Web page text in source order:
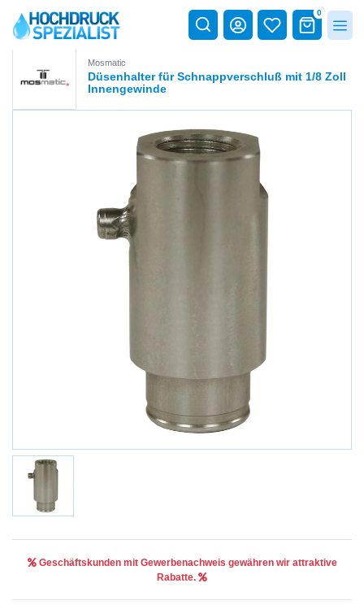
0
Mosmatic
Düsenhalter für Schnappverschluß mit 1/8 Zoll
Innengewinde
Geschäftskunden mit Gewerbenachweis gewähren wir attraktive
Rabatte.